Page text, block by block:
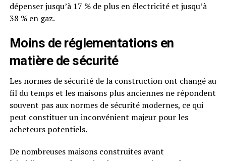
dépenser jusqu’à 17 % de plus en électricité et jusqu’à
38 % en gaz.
Moins de réglementations en
matière de sécurité
Les normes de sécurité de la construction ont changé au
fil du temps et les maisons plus anciennes ne répondent
souvent pas aux normes de sécurité modernes, ce qui
peut constituer un inconvénient majeur pour les
acheteurs potentiels.
De nombreuses maisons construites avant